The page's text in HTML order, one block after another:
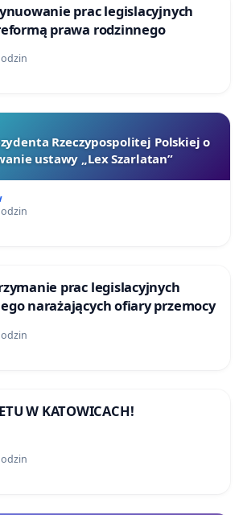
prac legislacyjnych
prawa rodzinnego
Rzeczypospolitej Polskiej o
ustawy „Lex Szarlatan”
prac legislacyjnych
prawa rodzinnego narażających ofiary przemocy
W KATOWICACH!